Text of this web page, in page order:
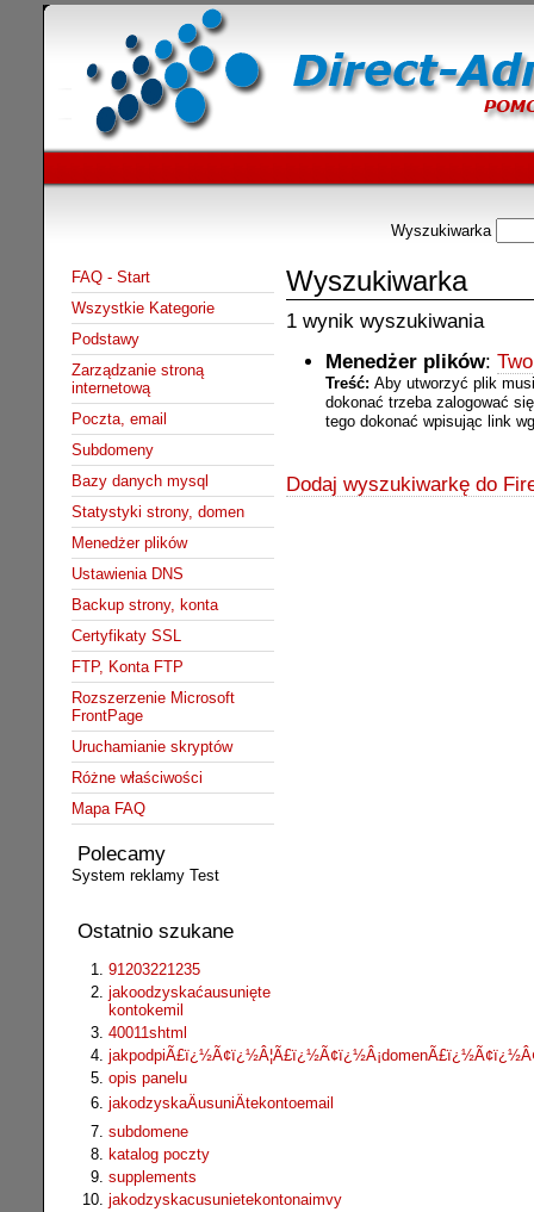
Wyszukiwarka
FAQ - Start
Wszystkie Kategorie
Podstawy
Zarządzanie stroną
internetową
Poczta, email
Subdomeny
Bazy danych mysql
Statystyki strony, domen
Menedżer plików
Ustawienia DNS
Backup strony, konta
Certyfikaty SSL
FTP, Konta FTP
Rozszerzenie Microsoft
FrontPage
Uruchamianie skryptów
Różne właściwości
Mapa FAQ
Polecamy
System reklamy Test
Ostatnio szukane
91203221235
jakoodzyskaćausunięte
kontokemil
40011shtml
opis panelu
jakodzyskaÄusuniÄtekontoemail
subdomene
katalog poczty
supplements
jakodzyskacusunietekontonaimvy
Wyszukiwarka
1 wynik wyszukiwania
Menedżer plików:
Treść: Aby utworzyć plik
dokonać trzeba zalogować
tego dokonać wpisując link
Dodaj wyszukiwarkę do